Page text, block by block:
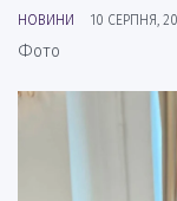
НОВИНИ 10 СЕРПНЯ,
Фото